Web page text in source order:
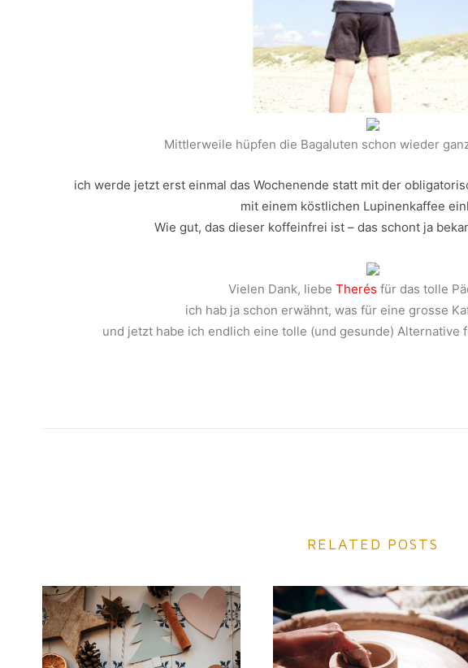
Mittlerweile hüpfen die Bagaluten schon wieder
ich werde jetzt erst einmal das Wochenende statt mit der
mit einem köstlichen Lupinenkaffee
Wie gut, das dieser koffeinfrei ist – das schont ja
Vielen Dank, liebe Therés für das tolle
ich hab ja schon erwähnt, was für eine grosse
und jetzt habe ich endlich eine tolle (und gesunde) Alternative
RELATED POSTS